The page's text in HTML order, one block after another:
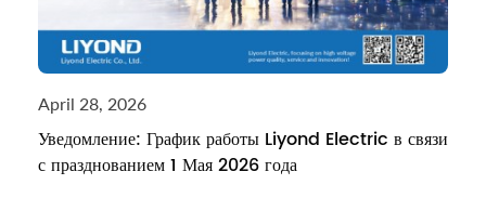
April 28, 2026
Уведомление: График работы Liyond Electric в связи
с празднованием 1 Мая 2026 года